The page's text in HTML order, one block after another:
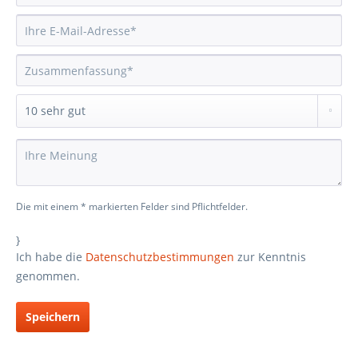
Die mit einem * markierten Felder sind Pflichtfelder.
}
Ich habe die Datenschutzbestimmungen zur Kenntnis
genommen.
Speichern